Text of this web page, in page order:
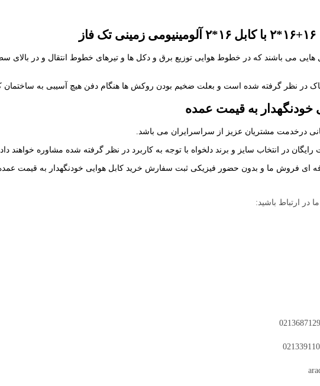
هایی می باشند که در خطوط هوایی توزیع برق و دکل ها و تیرهای خطوط انتقال و در
در نظر گرفته شده است و بعلت ضخیم بودن روکش ها هنگام دفن هیچ آسیبی به ساختمان
به قیمت عمده
درخدمت مشتریان عزیز از سراسرایران می باشد.
در انتخاب سایز و برند دلخواه با توجه به کاربرد در نظر گرفته شده مشاوره خواهند
ای فروش ما و بدون حضور فیزیکی ثبت سفارش خرید کابل هوایی خودنگهدار به قیمت
در ارتباط باشید: